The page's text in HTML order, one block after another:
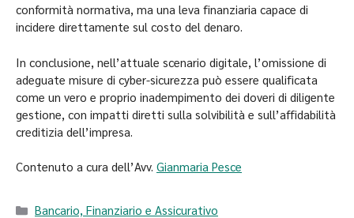
conformità normativa, ma una leva finanziaria capace di
incidere direttamente sul costo del denaro.
In conclusione, nell’attuale scenario digitale, l’omissione di
adeguate misure di cyber-sicurezza può essere qualificata
come un vero e proprio inadempimento dei doveri di diligente
gestione, con impatti diretti sulla solvibilità e sull’affidabilità
creditizia dell’impresa.
Contenuto a cura dell’Avv. Gianmaria Pesce
Bancario, Finanziario e Assicurativo